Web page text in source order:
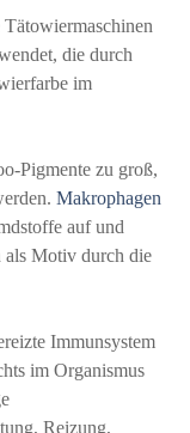
die durch
im
Pigmente zu groß,
Makrophagen
auf und
als Motiv durch die
Immunsystem
im Organismus
Reizung,